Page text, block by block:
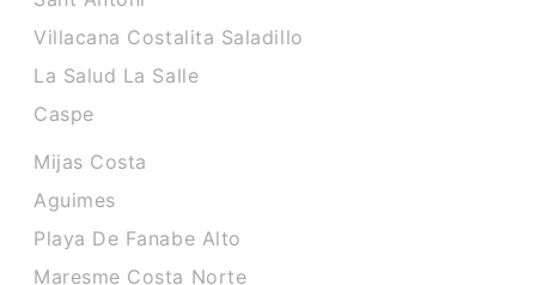
Villacana Costalita Saladillo
La Salud La Salle
Caspe
Mijas Costa
Aguimes
Playa De Fanabe Alto
Maresme Costa Norte